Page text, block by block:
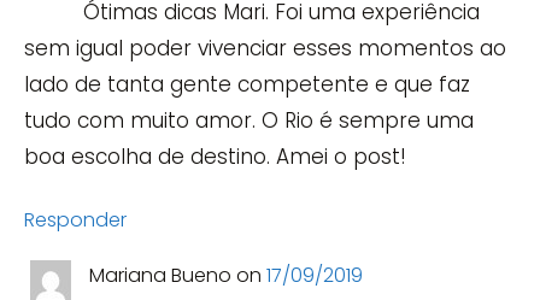
Ótimas dicas Mari. Foi uma experiência
sem igual poder vivenciar esses momentos ao
lado de tanta gente competente e que faz
tudo com muito amor. O Rio é sempre uma
boa escolha de destino. Amei o post!
Responder
Mariana Bueno on 17/09/2019